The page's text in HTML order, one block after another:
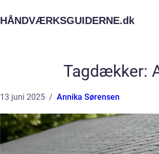
HÅNDVÆRKSGUIDERNE.dk
Tagdækker:
13 juni 2025 Annika Sørensen